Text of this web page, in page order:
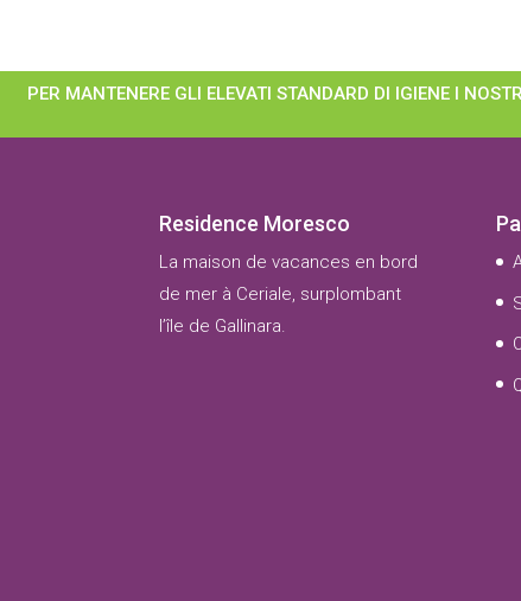
PER MANTENERE GLI ELEVATI STANDARD DI IGIENE I
Residence Moresco
La maison de vacances en bord
de mer à Ceriale, surplombant
l’île de Gallinara.